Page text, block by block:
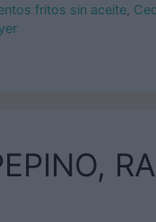
fritos sin aceite